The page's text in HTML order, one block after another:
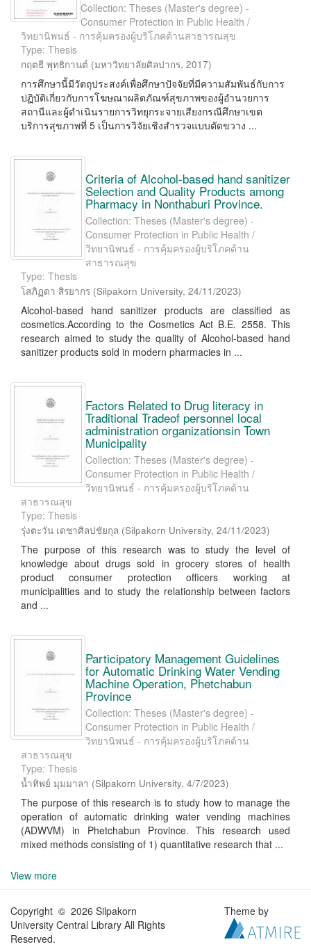
Collection: Theses (Master's degree) -
Consumer Protection in Public Health /
วิทยานิพนธ์ - การคุ้มครองผู้บริโภคด้านสาธารณสุข
Type: Thesis
กฤตธี พุทธิกานต์ (มหาวิทยาลัยศิลปากร, 2017)
การศึกษานี้มีวัตถุประสงค์เพื่อศึกษาปัจจัยที่มีความสัมพันธ์กับการ
ปฏิบัติเกี่ยวกับการโฆษณาผลิตภัณฑ์สุขภาพของผู้อำนวยการ
สถานีและผู้ดำเนินรายการวิทยุกระจายเสียงกรณีศึกษาเขต
บริการสุขภาพที่ 5 เป็นการวิจัยเชิงสำรวจแบบตัดขวาง ...
Criteria of Alcohol-based hand sanitizer
Selection and Quality Products among
Pharmacy in Nonthaburi Province.
Collection: Theses (Master's degree) -
Consumer Protection in Public Health /
วิทยานิพนธ์ - การคุ้มครองผู้บริโภคด้าน
สาธารณสุข
Type: Thesis
โสภิฏดา สิรยากร (Silpakorn University, 24/11/2023)
Alcohol-based hand sanitizer products are classified as
cosmetics.According to the Cosmetics Act B.E. 2558. This
research aimed to study the quality of Alcohol-based hand
sanitizer products sold in modern pharmacies in ...
Factors Related to Drug literacy in
Traditional Tradeof personnel local
administration organizationsin Town
Municipality
Collection: Theses (Master's degree) -
Consumer Protection in Public Health /
วิทยานิพนธ์ - การคุ้มครองผู้บริโภคด้าน
สาธารณสุข
Type: Thesis
รุ่งตะวัน เดชาศิลปชัยกุล (Silpakorn University, 24/11/2023)
The purpose of this research was to study the level of
knowledge about drugs sold in grocery stores of health
product consumer protection officers working at
municipalities and to study the relationship between factors
and ...
Participatory Management Guidelines
for Automatic Drinking Water Vending
Machine Operation, Phetchabun
Province
Collection: Theses (Master's degree) -
Consumer Protection in Public Health /
วิทยานิพนธ์ - การคุ้มครองผู้บริโภคด้าน
สาธารณสุข
Type: Thesis
น้ำทิพย์ มุมมาลา (Silpakorn University, 4/7/2023)
The purpose of this research is to study how to manage the
operation of automatic drinking water vending machines
(ADWVM) in Phetchabun Province. This research used
mixed methods consisting of 1) quantitative research that ...
View more
Copyright © 2026 Silpakorn
University Central Library All Rights
Reserved.
Theme by